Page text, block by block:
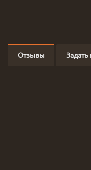
Отзывы Задать